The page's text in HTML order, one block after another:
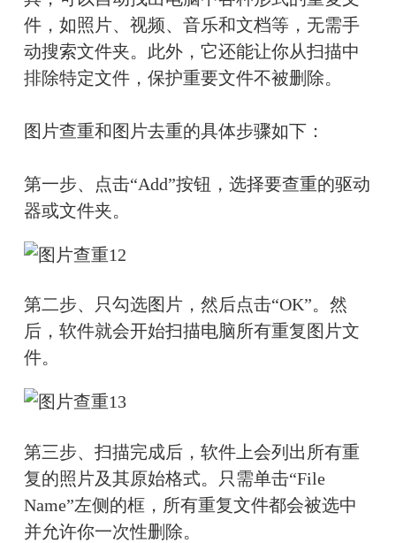
件，如照片、视频、音乐和文档等，无需手
动搜索文件夹。此外，它还能让你从扫描中
排除特定文件，保护重要文件不被删除。
图片查重和图片去重的具体步骤如下：
第一步、点击“Add”按钮，选择要查重的驱动
器或文件夹。
第二步、只勾选图片，然后点击“OK”。然
后，软件就会开始扫描电脑所有重复图片文
件。
第三步、扫描完成后，软件上会列出所有重
复的照片及其原始格式。只需单击“File
Name”左侧的框，所有重复文件都会被选中
并允许你一次性删除。